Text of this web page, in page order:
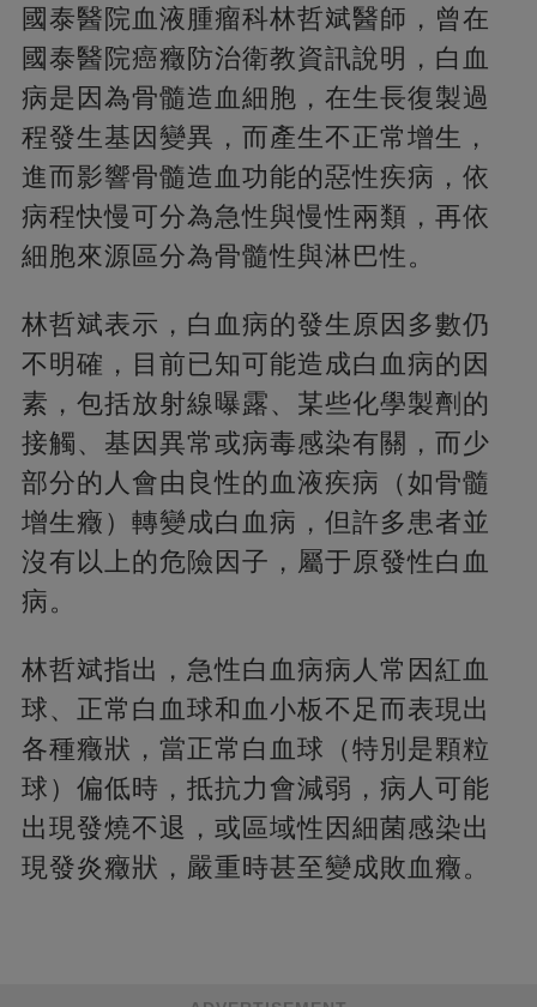
國泰醫院血液腫瘤科林哲斌醫師，曾在
國泰醫院癌癥防治衛教資訊說明，白血
病是因為骨髓造血細胞，在生長復製過
程發生基因變異，而產生不正常增生，
進而影響骨髓造血功能的惡性疾病，依
病程快慢可分為急性與慢性兩類，再依
細胞來源區分為骨髓性與淋巴性。
林哲斌表示，白血病的發生原因多數仍
不明確，目前已知可能造成白血病的因
素，包括放射線曝露、某些化學製劑的
接觸、基因異常或病毒感染有關，而少
部分的人會由良性的血液疾病（如骨髓
增生癥）轉變成白血病，但許多患者並
沒有以上的危險因子，屬于原發性白血
病。
林哲斌指出，急性白血病病人常因紅血
球、正常白血球和血小板不足而表現出
各種癥狀，當正常白血球（特別是顆粒
球）偏低時，抵抗力會減弱，病人可能
出現發燒不退，或區域性因細菌感染出
現發炎癥狀，嚴重時甚至變成敗血癥。